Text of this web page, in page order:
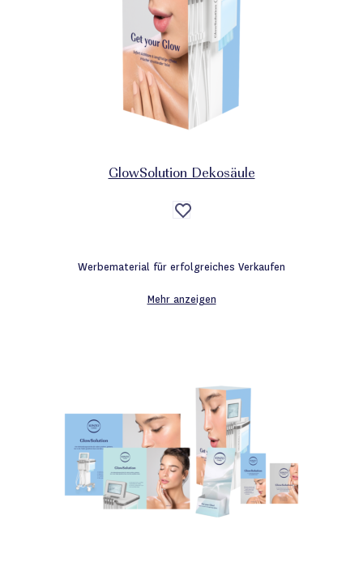
GlowSolution Dekosäule
Auf
die
Werbematerial für erfolgreiches Verkaufen
Mehr anzeigen